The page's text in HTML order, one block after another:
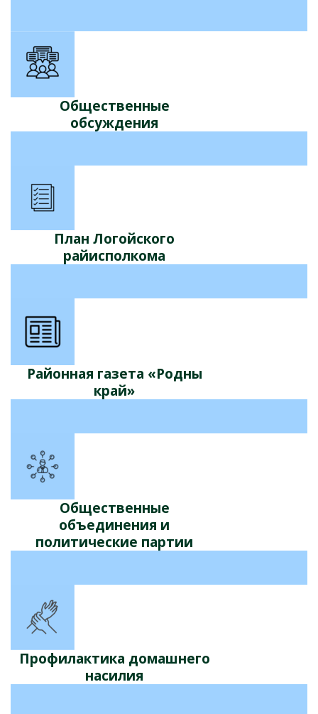
Общественные
обсуждения
План Логойского
райисполкома
Районная газета «Родны
край»
Общественные
объединения и
политические партии
Профилактика домашнего
насилия